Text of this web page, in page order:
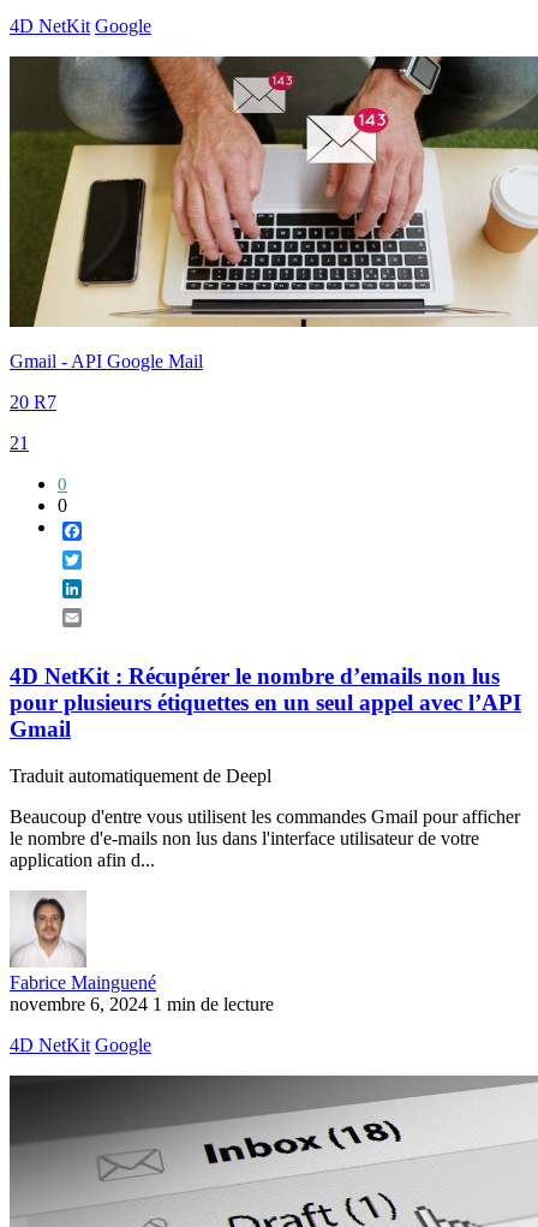
4D NetKit Google
Gmail - API Google Mail
20 R7
21
0
0
4D NetKit : Récupérer le nombre d’emails non lus
pour plusieurs étiquettes en un seul appel avec l’API
Gmail
Traduit automatiquement de Deepl
Beaucoup d'entre vous utilisent les commandes Gmail pour afficher
le nombre d'e-mails non lus dans l'interface utilisateur de votre
application afin d...
Fabrice Mainguené
novembre 6, 2024 1 min de lecture
4D NetKit Google